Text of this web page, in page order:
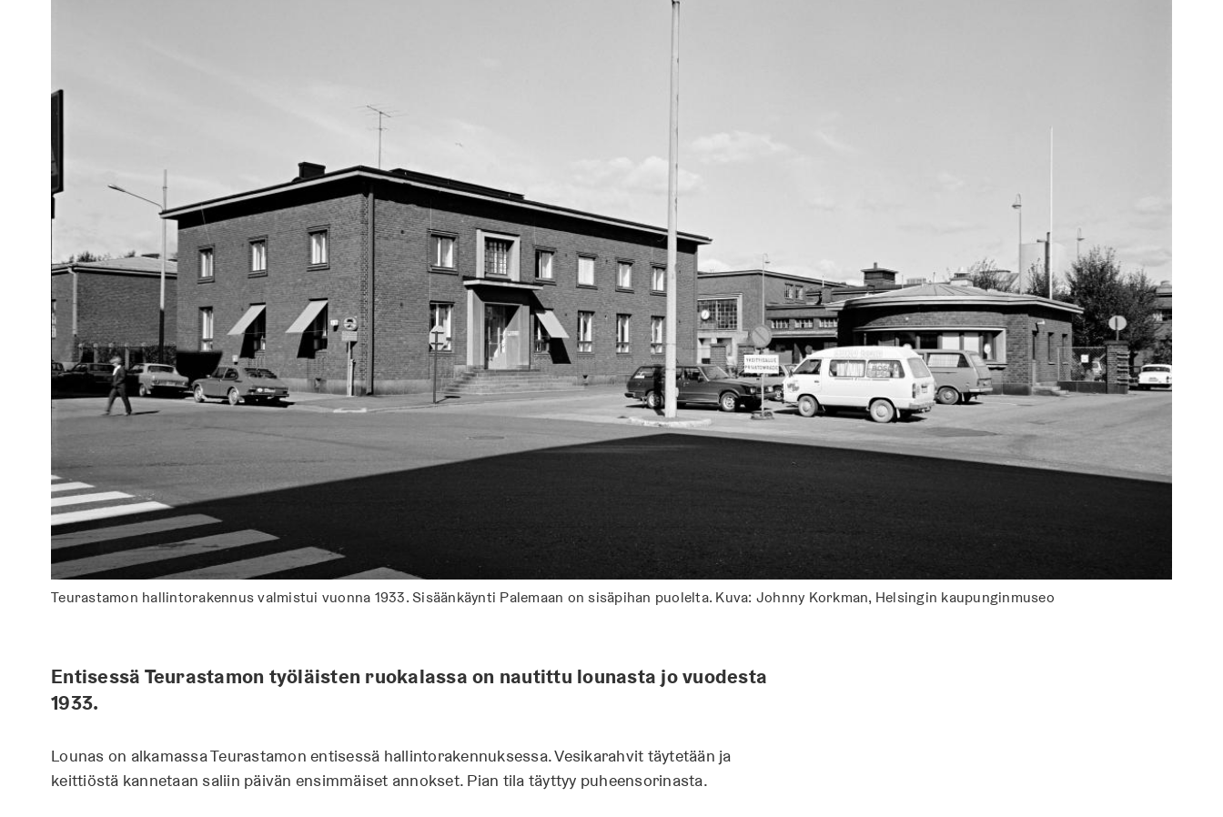
Teurastamon hallintorakennus valmistui vuonna 1933. Sisäänkäynti Palemaan on sisäpihan puolelta. Kuva: Johnny Korkman, Helsingin kaupunginmuseo
Entisessä Teurastamon työläisten ruokalassa on nautittu lounasta jo vuodesta
1933.
Lounas on alkamassa Teurastamon entisessä hallintorakennuksessa. Vesikarahvit täytetään ja
keittiöstä kannetaan saliin päivän ensimmäiset annokset. Pian tila täyttyy puheensorinasta.